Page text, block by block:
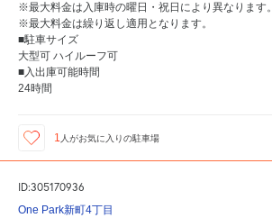
※最大料金は入庫時の曜日・祝日により異なります。
※最大料金は繰り返し適用となります。
■駐車サイズ
大型可 ハイルーフ可
■入出庫可能時間
24時間
1 人がお気に入りの駐車場
ID:305170936
One Park新町4丁目